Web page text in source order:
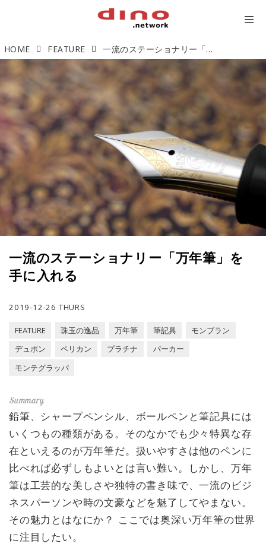
HOME FEATURE 一流のステーショナリー「万年筆」を手に入れる
一流のステーショナリー「万年筆」を
手に入れる
2019-12-26 THURS
FEATURE 珠玉の逸品 万年筆 筆記具
モンブラン
デュポン
ペリカン プラチナ
パーカー
モンテグラッパ
鉛筆、シャープペンシル、ボールペンと筆記具には
いくつもの種類がある。そのなかでも少々特異な存
在といえるのが万年筆だ。扱いやすさは他のペンに
比べれば必ずしもよいとは言い難い。しかし、万年
筆は工芸的な美しさや独特の書き味で、一流のビジ
ネスパーソンや時の文豪などを魅了してやまない。
その魅力とはなにか？ ここでは奥深い万年筆の世界
に注目したい。